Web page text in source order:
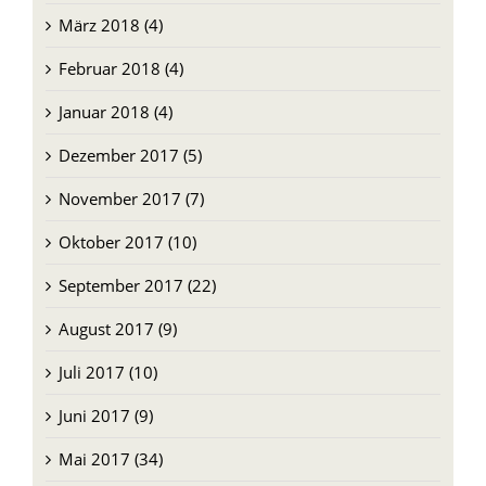
März 2018 (4)
Februar 2018 (4)
Januar 2018 (4)
Dezember 2017 (5)
November 2017 (7)
Oktober 2017 (10)
September 2017 (22)
August 2017 (9)
Juli 2017 (10)
Juni 2017 (9)
Mai 2017 (34)